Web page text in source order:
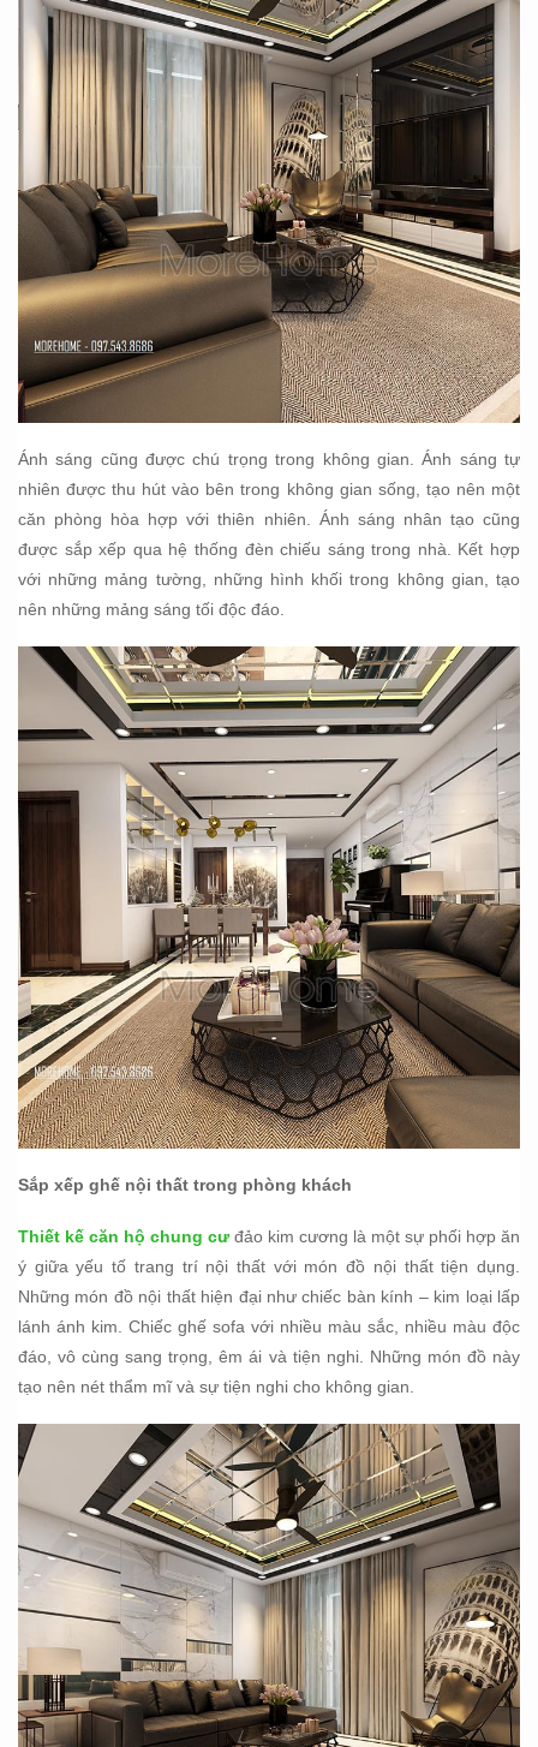
Ánh sáng cũng được chú trọng trong không gian. Ánh sáng tự
nhiên được thu hút vào bên trong không gian sống, tạo nên một
căn phòng hòa hợp với thiên nhiên. Ánh sáng nhân tạo cũng
được sắp xếp qua hệ thống đèn chiếu sáng trong nhà. Kết hợp
với những mảng tường, những hình khối trong không gian, tạo
nên những mảng sáng tối độc đáo.
Sắp xếp ghế nội thất trong phòng khách
Thiết kế căn hộ chung cưđảo kim cương là một sự phối hợp ăn
ý giữa yếu tố trang trí nội thất với món đồ nội thất tiện dụng.
Những món đồ nội thất hiện đại như chiếc bàn kính – kim loại lấp
lánh ánh kim. Chiếc ghế sofa với nhiều màu sắc, nhiều màu độc
đáo, vô cùng sang trọng, êm ái và tiện nghi. Những món đồ này
tạo nên nét thẩm mĩ và sự tiện nghi cho không gian.